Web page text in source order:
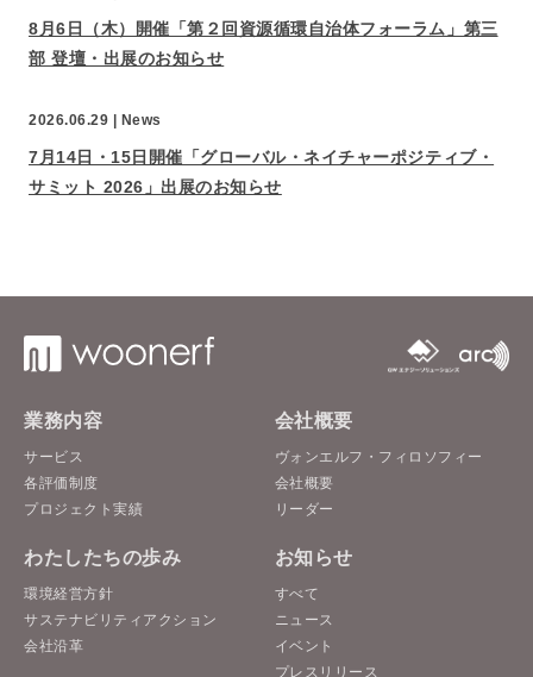
8月6日（木）開催「第２回資源循環自治体フォーラム」第三
部 登壇・出展のお知らせ
2026.06.29 | News
7月14日・15日開催「グローバル・ネイチャーポジティブ・
サミット 2026」出展のお知らせ
業務内容
サービス
各評価制度
プロジェクト実績
会社概要
ヴォンエルフ・フィロソフィー
会社概要
リーダー
わたしたちの歩み
環境経営方針
サステナビリティアクション
会社沿革
お知らせ
すべて
ニュース
イベント
プレスリリース